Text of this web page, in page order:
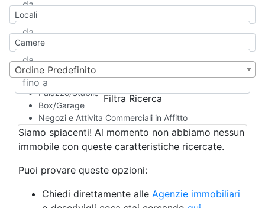
Attico/Mansarda
Rustico/Casale
Camera d'Albergo
Multiproprietà
Palazzo/Stabile
Box/Garage
Negozi e Attivita Commerciali in Affitto
Qualsiasi
Attività/Licenza Commerciale
Azienda Agricola
Bar/Ristorante
Albergo
Laboratorio Artigianale
Locali
Camere
Ordine Predefinito
Filtra Ricerca
Siamo spiacenti! Al momento non abbiamo nessun
immobile con queste caratteristiche ricercate.
Puoi provare queste opzioni:
Chiedi direttamente alle Agenzie immobiliari